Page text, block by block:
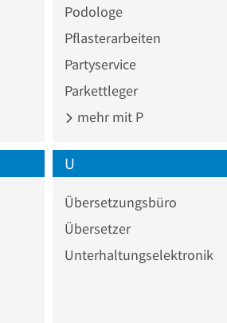
Podologe
Pflasterarbeiten
Partyservice
Parkettleger
mehr mit P
U
Übersetzungsbüro
Übersetzer
Unterhaltungselektronik